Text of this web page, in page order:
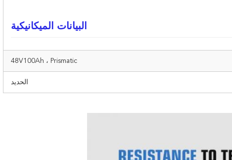
البيانات الميكانيكية
48V100Ah ، Prismatic
الحديد